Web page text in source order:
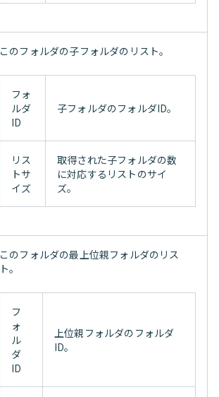
このフォルダの子フォルダのリスト。
フォ
ルダ
ID
子フォルダのフォルダID。
リス
トサ
イズ
取得された子フォルダの数
に対応するリストのサイ
ズ。
このフォルダの最上位親フォルダのリス
ト。
フ
ォ
ル
ダ
ID
上位親フォルダのフォルダ
ID。